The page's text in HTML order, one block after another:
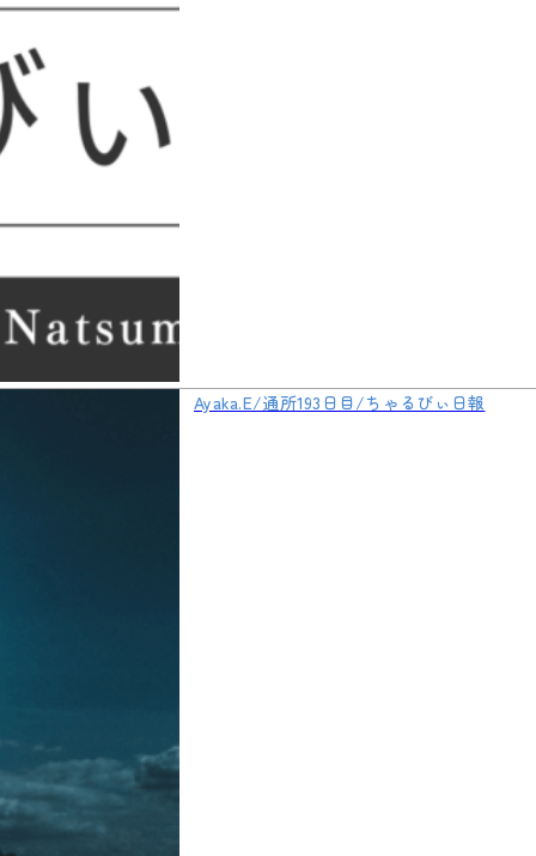
Ayaka.E/通所193日目/ちゃるびぃ日報